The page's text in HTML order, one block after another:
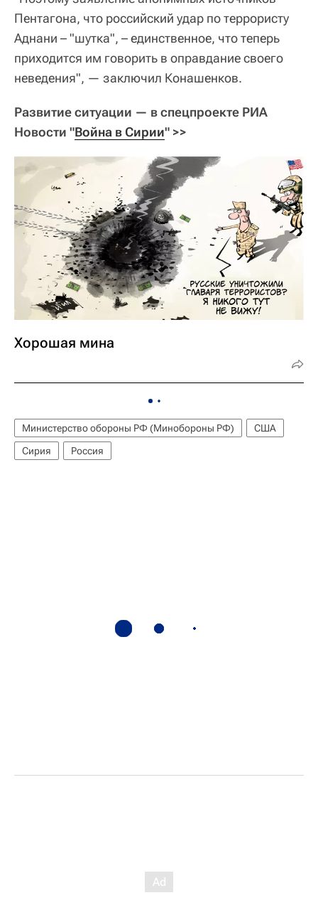
Пентагона, что российский удар по террористу
Аднани – "шутка", – единственное, что теперь
приходится им говорить в оправдание своего
неведения", — заключил Конашенков.
Развитие ситуации — в спецпроекте РИА
Новости "Война в Сирии" >>
Хорошая мина
Министерство обороны РФ (Минобороны РФ)
США
Сирия
Россия